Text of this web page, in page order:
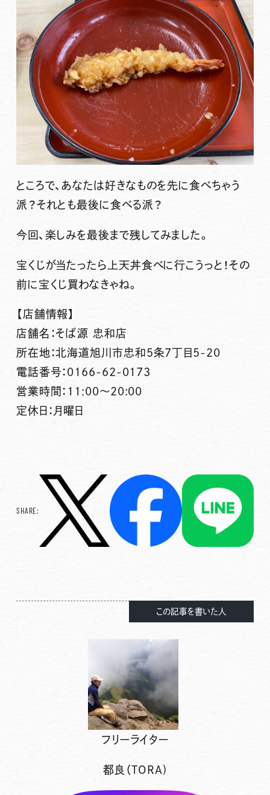
ところで、あなたは好きなものを先に食べちゃう
派？それとも最後に食べる派？
今回、楽しみを最後まで残してみました。
宝くじが当たったら上天丼食べに行こうっと！その
前に宝くじ買わなきゃね。
【店舗情報】
店舗名：そば源 忠和店
所在地：北海道旭川市忠和5条7丁目5-20
電話番号：0166-62-0173
営業時間：11:00～20:00
定休日：月曜日
SHARE:
この記事を書いた人
フリーライター
都良（TORA)